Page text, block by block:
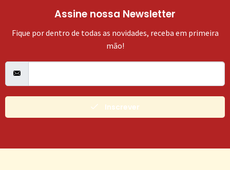
Assine nossa Newsletter
Fique por dentro de todas as novidades, receba em primeira
mão!
Inscrever